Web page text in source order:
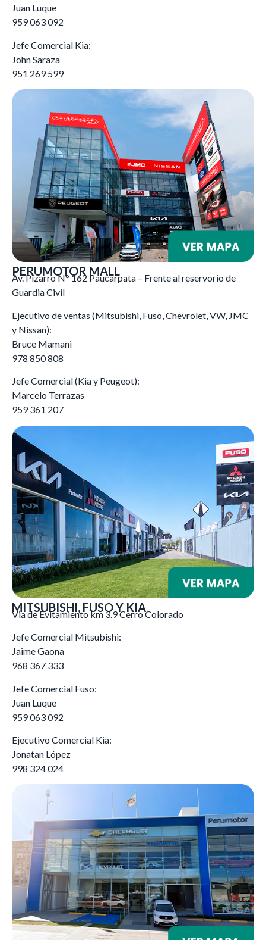
Juan Luque
959 063 092
Jefe Comercial Kia:
John Saraza
951 269 599
PERUMOTOR MALL
Av. Pizarro N° 162 Paucarpata – Frente al reservorio de
Guardia Civil
Ejecutivo de ventas (Mitsubishi, Fuso, Chevrolet, VW, JMC
y Nissan):
Bruce Mamani
978 850 808
Jefe Comercial (Kia y Peugeot):
Marcelo Terrazas
959 361 207
MITSUBISHI, FUSO Y KIA
Via de Evitamiento km 3.9 Cerro Colorado
Jefe Comercial Mitsubishi:
Jaime Gaona
968 367 333
Jefe Comercial Fuso:
Juan Luque
959 063 092
Ejecutivo Comercial Kia:
Jonatan López
998 324 024